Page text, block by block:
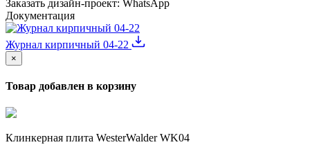
Заказать дизайн-проект: WhatsApp
Документация
Журнал кирпичный 04-22
×
Товар добавлен в корзину
Клинкерная плита WesterWalder WK04